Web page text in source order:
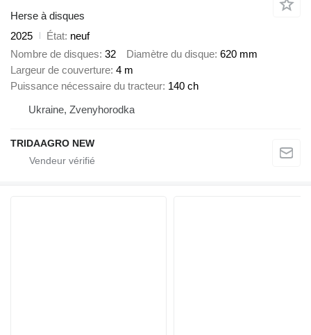
Herse à disques
2025
État neuf
Nombre de disques 32 Diamètre du disque 620 mm
Largeur de couverture 4 m
Puissance nécessaire du tracteur 140 ch
Ukraine, Zvenyhorodka
TRIDAAGRO NEW